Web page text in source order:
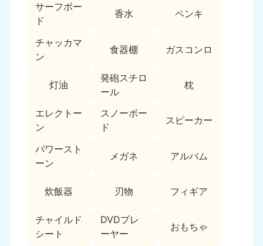
サーフボー
ド
香水 ペンキ
チャッカマ
ン
食器棚 ガスコンロ
灯油
発砲スチロ
ール
枕
エレクトー
ン
スノーボー
ド
スピーカー
パワースト
ーン
メガネ アルバム
炊飯器 刃物 フィギア
チャイルド
シート
DVDプレ
ーヤー
おもちゃ
富山県
050-1881-5262
山梨県
050-1881-5263
9:00〜19:00 年中無休
近畿
050-1881-5250
9:00〜19:00 年中無休 9:00〜19:00 年中無休
奈良県
050-1881-5249
三重県
050-1881-5254
滋賀県